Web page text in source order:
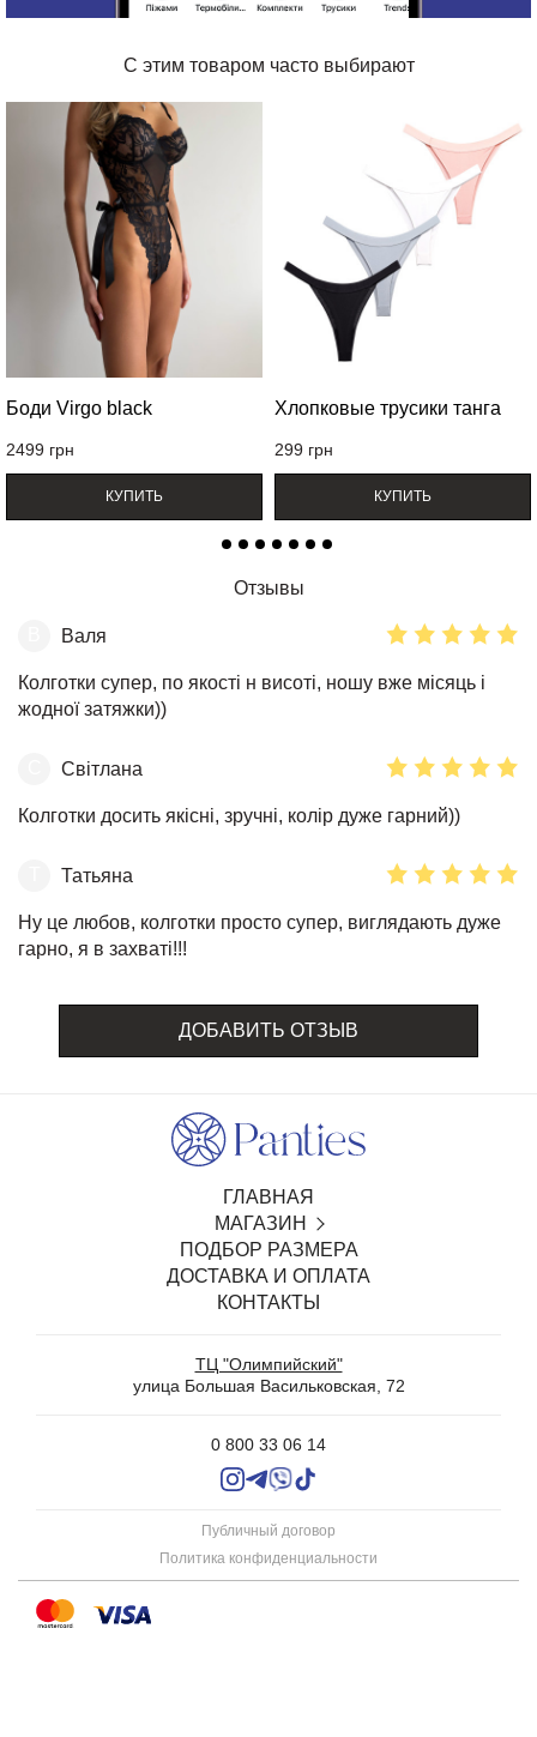
С этим товаром часто выбирают
Боди Virgo black
2499 грн
КУПИТЬ
Хлопковые трусики танга
299 грн
КУПИТЬ
Отзывы
Валя
Колготки супер, по якості н висоті, ношу вже місяць і
жодної затяжки))
Світлана
Колготки досить якісні, зручні, колір дуже гарний))
Татьяна
Ну це любов, колготки просто супер, виглядають дуже
гарно, я в захваті!!!
ДОБАВИТЬ ОТЗЫВ
ГЛАВНАЯ
МАГАЗИН
SALE
БЕЛЬЕ С ОТКРЫТЫМ ДОСТУПОМ
WEDDING
ЧУЛКИ
ПОДБОР РАЗМЕРА
ДОСТАВКА И ОПЛАТА
КОНТАКТЫ
ТЦ "Олимпийский"
улица Большая Васильковская, 72
0 800 33 06 14
Публичный договор
Политика конфиденциальности